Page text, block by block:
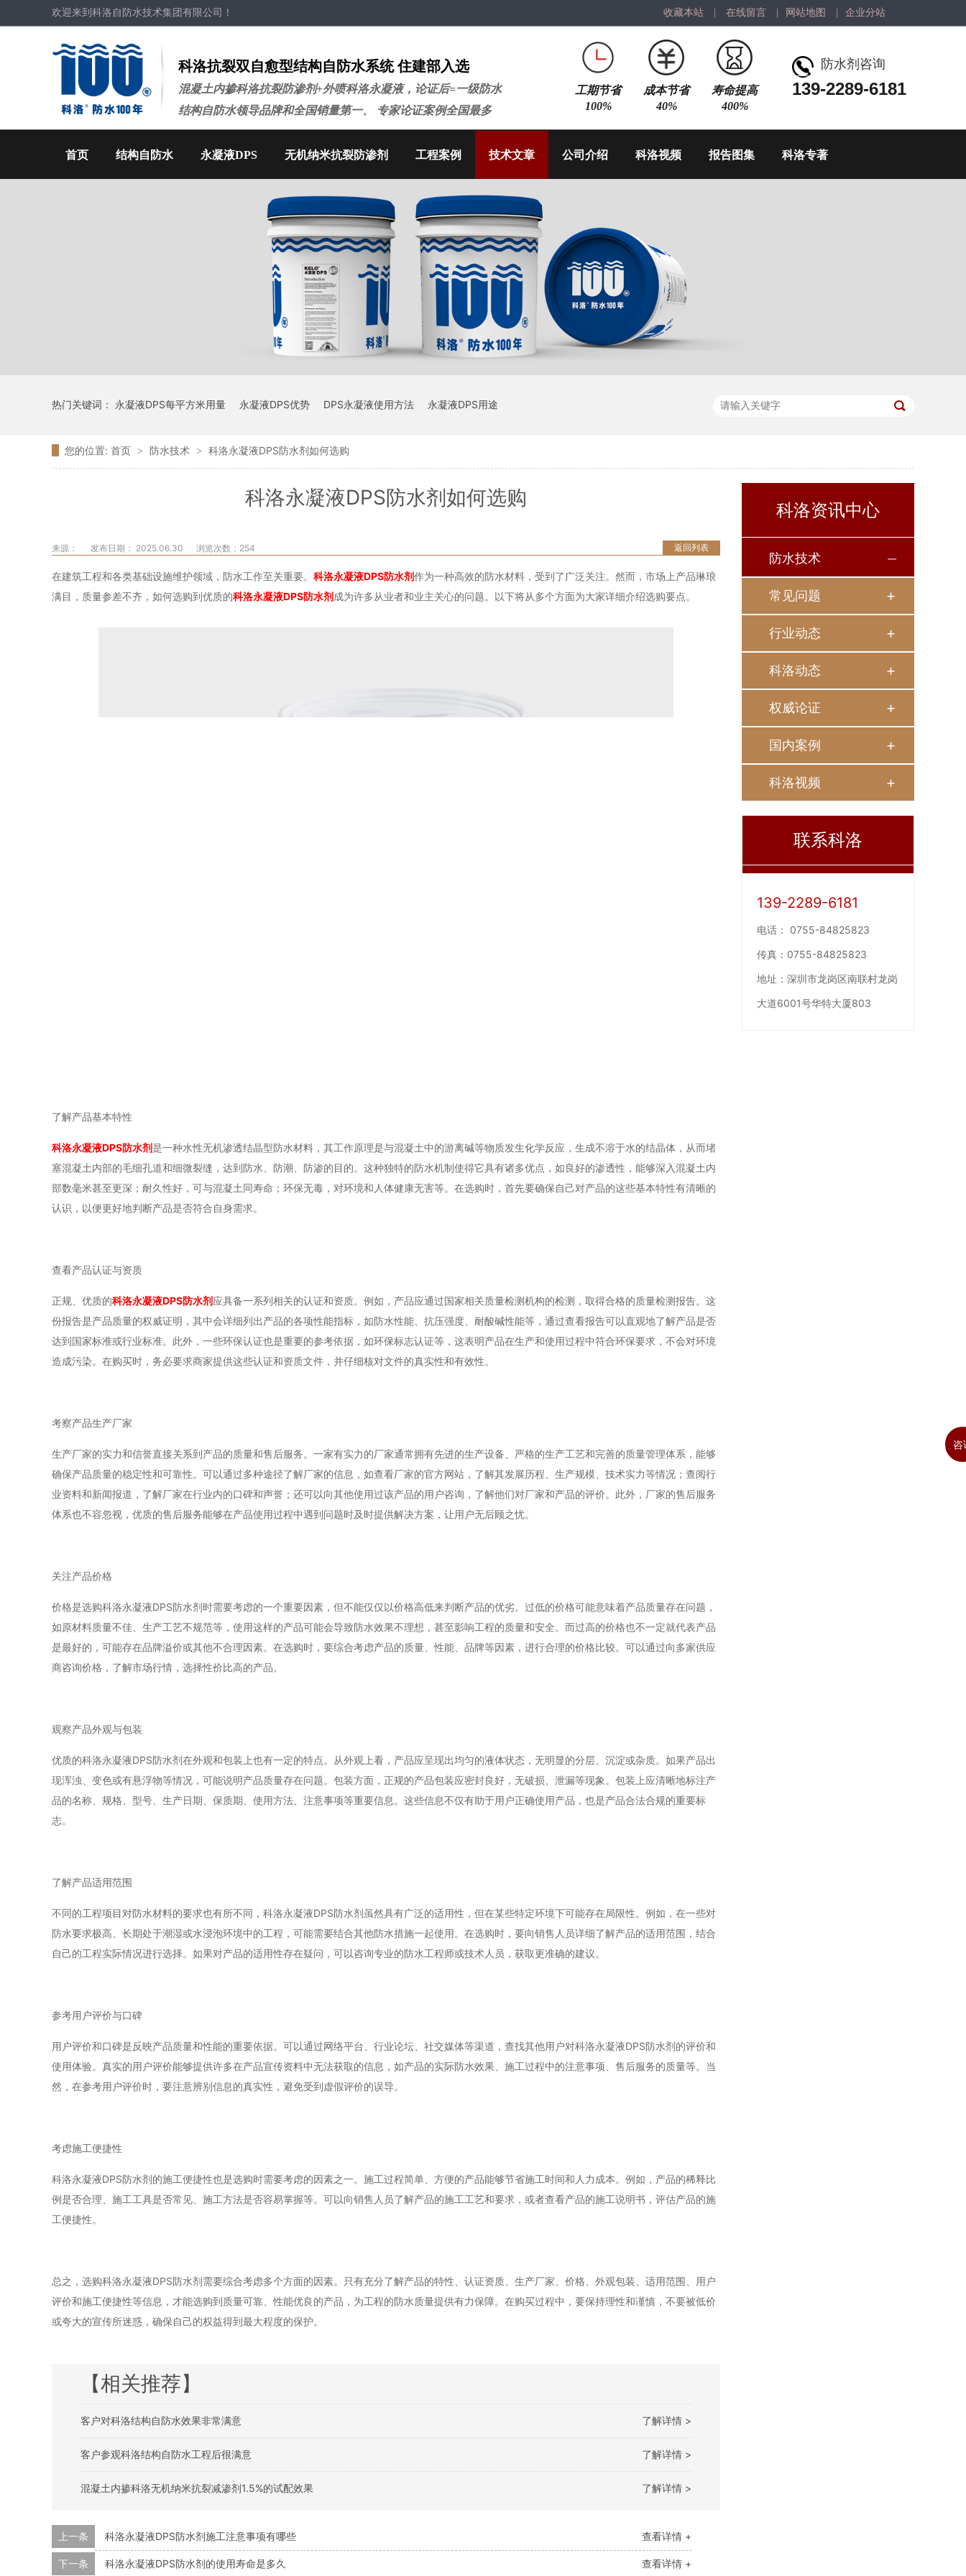
收藏本站 在线留言 网站地图 企业分站
欢迎来到科洛自防水技术集团有限公司！
科洛抗裂双自愈型结构自防水系统 住建部入选
混凝土内掺科洛抗裂防渗剂+外喷科洛永凝液，论证后=一级防水
结构自防水领导品牌和全国销量第一、 专家论证案例全国最多
防水剂咨询
139-2289-6181
工期节省
100%
成本节省
40%
寿命提高
400%
首页 结构自防水 永凝液DPS 无机纳米抗裂防渗剂 工程案例 技术文章 公司介绍 科洛视频 报告图集 科洛专著
热门关键词： 永凝液DPS每平方米用量 永凝液DPS优势 DPS永凝液使用方法 永凝液DPS用途
您的位置: 首页 > 防水技术 > 科洛永凝液DPS防水剂如何选购
科洛永凝液DPS防水剂如何选购
返回列表
来源： 发布日期： 2025.06.30 浏览次数： 254
在建筑工程和各类基础设施维护领域，防水工作至关重要。 科洛永凝液DPS防水剂作为一种高效的防水材料，受到了广泛关注。然而，市场上产品琳琅
满目，质量参差不齐，如何选购到优质的科洛永凝液DPS防水剂成为许多从业者和业主关心的问题。以下将从多个方面为大家详细介绍选购要点。
了解产品基本特性
科洛永凝液DPS防水剂是一种水性无机渗透结晶型防水材料，其工作原理是与混凝土中的游离碱等物质发生化学反应，生成不溶于水的结晶体，从而堵
塞混凝土内部的毛细孔道和细微裂缝，达到防水、防潮、防渗的目的。这种独特的防水机制使得它具有诸多优点，如良好的渗透性，能够深入混凝土内
部数毫米甚至更深；耐久性好，可与混凝土同寿命；环保无毒，对环境和人体健康无害等。在选购时，首先要确保自己对产品的这些基本特性有清晰的
认识，以便更好地判断产品是否符合自身需求。
查看产品认证与资质
正规、优质的科洛永凝液DPS防水剂应具备一系列相关的认证和资质。例如，产品应通过国家相关质量检测机构的检测，取得合格的质量检测报告。这
份报告是产品质量的权威证明，其中会详细列出产品的各项性能指标，如防水性能、抗压强度、耐酸碱性能等，通过查看报告可以直观地了解产品是否
达到国家标准或行业标准。此外，一些环保认证也是重要的参考依据，如环保标志认证等，这表明产品在生产和使用过程中符合环保要求，不会对环境
造成污染。在购买时，务必要求商家提供这些认证和资质文件，并仔细核对文件的真实性和有效性。
考察产品生产厂家
生产厂家的实力和信誉直接关系到产品的质量和售后服务。一家有实力的厂家通常拥有先进的生产设备、严格的生产工艺和完善的质量管理体系，能够
确保产品质量的稳定性和可靠性。可以通过多种途径了解厂家的信息，如查看厂家的官方网站，了解其发展历程、生产规模、技术实力等情况；查阅行
业资料和新闻报道，了解厂家在行业内的口碑和声誉；还可以向其他使用过该产品的用户咨询，了解他们对厂家和产品的评价。此外，厂家的售后服务
体系也不容忽视，优质的售后服务能够在产品使用过程中遇到问题时及时提供解决方案，让用户无后顾之忧。
关注产品价格
价格是选购科洛永凝液DPS防水剂时需要考虑的一个重要因素，但不能仅仅以价格高低来判断产品的优劣。过低的价格可能意味着产品质量存在问题，
如原材料质量不佳、生产工艺不规范等，使用这样的产品可能会导致防水效果不理想，甚至影响工程的质量和安全。而过高的价格也不一定就代表产品
是最好的，可能存在品牌溢价或其他不合理因素。在选购时，要综合考虑产品的质量、性能、品牌等因素，进行合理的价格比较。可以通过向多家供应
商咨询价格，了解市场行情，选择性价比高的产品。
观察产品外观与包装
优质的科洛永凝液DPS防水剂在外观和包装上也有一定的特点。从外观上看，产品应呈现出均匀的液体状态，无明显的分层、沉淀或杂质。如果产品出
现浑浊、变色或有悬浮物等情况，可能说明产品质量存在问题。包装方面，正规的产品包装应密封良好，无破损、泄漏等现象。包装上应清晰地标注产
品的名称、规格、型号、生产日期、保质期、使用方法、注意事项等重要信息。这些信息不仅有助于用户正确使用产品，也是产品合法合规的重要标
志。
了解产品适用范围
不同的工程项目对防水材料的要求也有所不同，科洛永凝液DPS防水剂虽然具有广泛的适用性，但在某些特定环境下可能存在局限性。例如，在一些对
防水要求极高、长期处于潮湿或水浸泡环境中的工程，可能需要结合其他防水措施一起使用。在选购时，要向销售人员详细了解产品的适用范围，结合
自己的工程实际情况进行选择。如果对产品的适用性存在疑问，可以咨询专业的防水工程师或技术人员，获取更准确的建议。
参考用户评价与口碑
用户评价和口碑是反映产品质量和性能的重要依据。可以通过网络平台、行业论坛、社交媒体等渠道，查找其他用户对科洛永凝液DPS防水剂的评价和
使用体验。真实的用户评价能够提供许多在产品宣传资料中无法获取的信息，如产品的实际防水效果、施工过程中的注意事项、售后服务的质量等。当
然，在参考用户评价时，要注意辨别信息的真实性，避免受到虚假评价的误导。
考虑施工便捷性
科洛永凝液DPS防水剂的施工便捷性也是选购时需要考虑的因素之一。施工过程简单、方便的产品能够节省施工时间和人力成本。例如，产品的稀释比
例是否合理、施工工具是否常见、施工方法是否容易掌握等。可以向销售人员了解产品的施工工艺和要求，或者查看产品的施工说明书，评估产品的施
工便捷性。
总之，选购科洛永凝液DPS防水剂需要综合考虑多个方面的因素。只有充分了解产品的特性、认证资质、生产厂家、价格、外观包装、适用范围、用户
评价和施工便捷性等信息，才能选购到质量可靠、性能优良的产品，为工程的防水质量提供有力保障。在购买过程中，要保持理性和谨慎，不要被低价
或夸大的宣传所迷惑，确保自己的权益得到最大程度的保护。
【相关推荐】
了解详情 >
客户对科洛结构自防水效果非常满意
了解详情 >
客户参观科洛结构自防水工程后很满意
了解详情 >
混凝土内掺科洛无机纳米抗裂减渗剂1.5%的试配效果
查看详情 +
上一条 科洛永凝液DPS防水剂施工注意事项有哪些
查看详情 +
下一条 科洛永凝液DPS防水剂的使用寿命是多久
科洛资讯中心
防水技术
常见问题
行业动态
科洛动态
权威论证
国内案例
科洛视频
联系科洛
139-2289-6181
电话： 0755-84825823
传真： 0755-84825823
地址： 深圳市龙岗区南联村龙岗
大道6001号华特大厦803
咨